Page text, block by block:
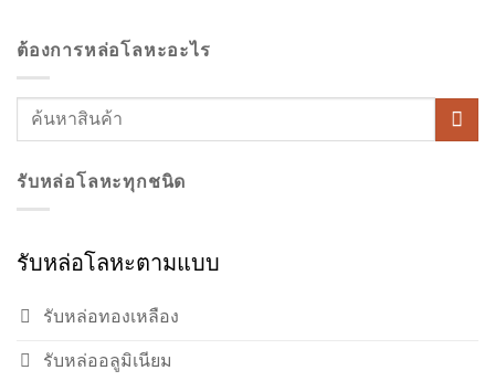
ต้องการหล่อโลหะอะไร
รับหล่อโลหะทุกชนิด
รับหล่อโลหะตามแบบ
รับหล่อทองเหลือง
รับหล่ออลูมิเนียม